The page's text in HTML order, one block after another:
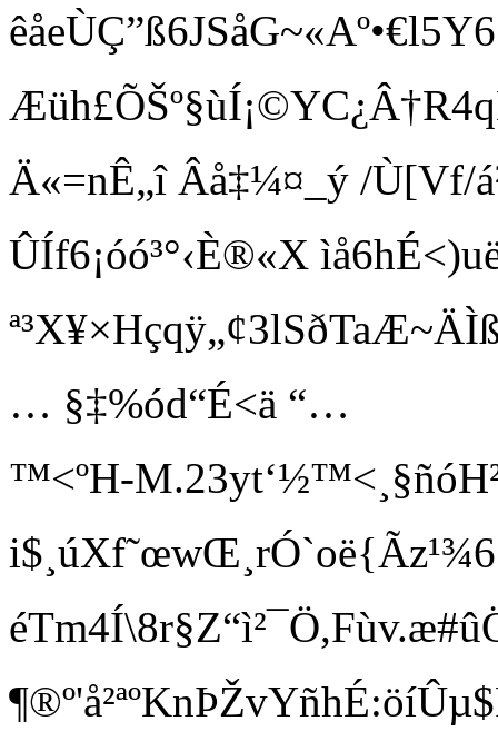
Ä«=nÊ„î Âå ‡¼¤_ý /
ÛÍf6¡óó³°‹È®«X
… §‡%ód“É<ä “…
™<ºH-
i$¸úXf˜œwŒ¸rÓ`oë{Ãz¹